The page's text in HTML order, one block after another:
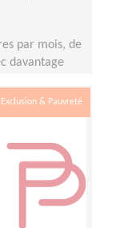
par mois, de
davantage
Exclusion & Pauvreté